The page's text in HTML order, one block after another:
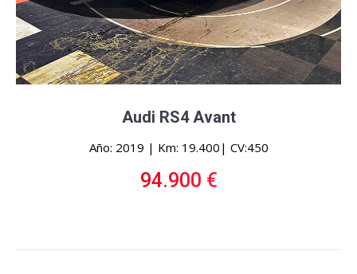
Audi RS4 Avant
Año: 2019 | Km: 19.400| CV:450
94.900 €